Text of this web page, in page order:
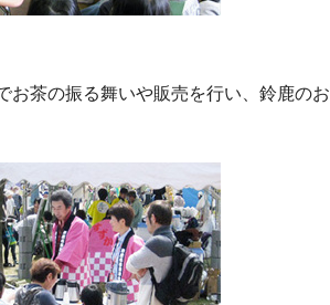
茶の振る舞いや販売を行い、鈴鹿の